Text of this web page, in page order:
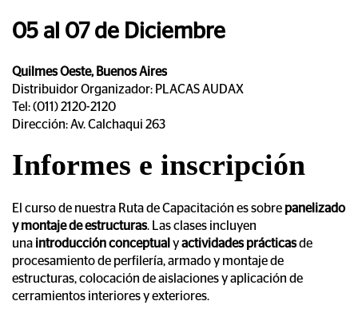
05 al 07 de Diciembre
Quilmes Oeste, Buenos Aires
Distribuidor Organizador: PLACAS AUDAX
Tel:(011) 2120-2120
Dirección:Av. Calchaqui 263
Informes e inscripción
El curso de nuestra Ruta de Capacitación es sobre panelizado
y montaje de estructuras. Las clases incluyen
una introducción conceptual yactividades prácticasde
procesamiento de perfilería, armado y montaje de
estructuras, colocación de aislaciones y aplicación de
cerramientos interiores y exteriores.